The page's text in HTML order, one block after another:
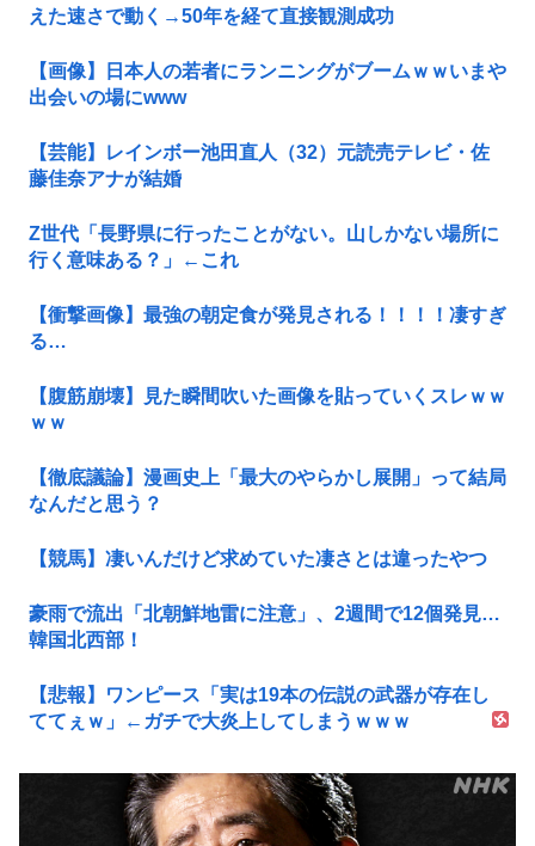
えた速さで動く→50年を経て直接観測成功
【画像】日本人の若者にランニングがブームｗｗいまや
出会いの場にwww
【芸能】レインボー池田直人（32）元読売テレビ・佐
藤佳奈アナが結婚
Z世代「長野県に行ったことがない。山しかない場所に
行く意味ある？」←これ
【衝撃画像】最強の朝定食が発見される！！！！凄すぎ
る…
【腹筋崩壊】見た瞬間吹いた画像を貼っていくスレｗｗ
ｗｗ
【徹底議論】漫画史上「最大のやらかし展開」って結局
なんだと思う？
【競馬】凄いんだけど求めていた凄さとは違ったやつ
豪雨で流出「北朝鮮地雷に注意」、2週間で12個発見…
韓国北西部！
【悲報】ワンピース「実は19本の伝説の武器が存在し
ててぇｗ」←ガチで大炎上してしまうｗｗｗ